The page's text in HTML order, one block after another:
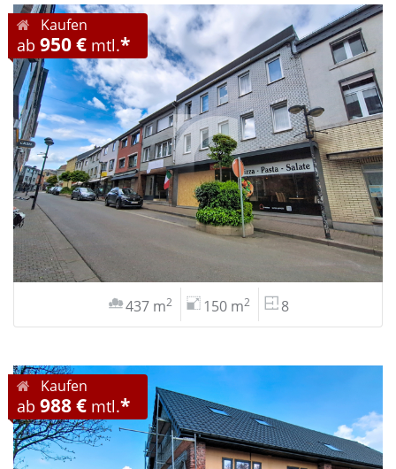
Kaufen
ab 950 € mtl.*
437 m2 150 m2 8
Kaufen
ab 988 € mtl.*